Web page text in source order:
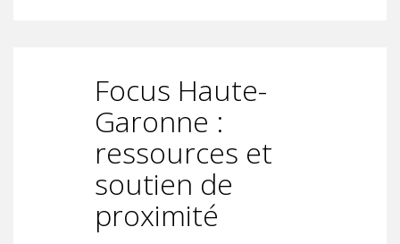
Focus Haute-
Garonne :
ressources et
soutien de
proximité